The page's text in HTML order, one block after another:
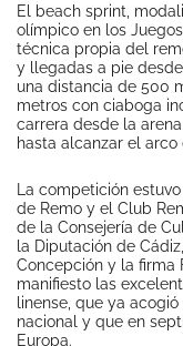
El beach sprint,
olímpico en los
técnica propia del
y llegadas a pie
una distancia de 500
metros con ciaboga
carrera desde la
hasta alcanzar el arco
La competición
de Remo y el Club
de la Consejería de
la Diputación de
Concepción y la firma
manifiesto las
linense, que ya
nacional y que en
Europa.